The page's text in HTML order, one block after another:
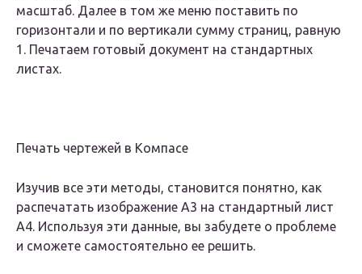
масштаб. Далее в том же меню поставить по
горизонтали и по вертикали сумму страниц, равную
1. Печатаем готовый документ на стандартных
листах.
Печать чертежей в Компасе
Изучив все эти методы, становится понятно, как
распечатать изображение А3 на стандартный лист
А4. Используя эти данные, вы забудете о проблеме
и сможете самостоятельно ее решить.